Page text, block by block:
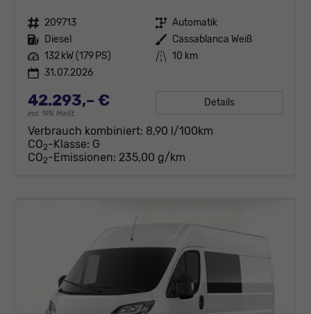
Fahrzeugnr. 209713 Getriebe Automatik
Kraftstoff Diesel Außenfarbe Cassablanca Weiß
Leistung 132 kW (179 PS) Kilometerstand 10 km
31.07.2026
42.293,– €
incl. 19% MwSt.
Details
Verbrauch kombiniert: 8,90 l/100km
CO2-Klasse: G
CO2-Emissionen: 235,00 g/km